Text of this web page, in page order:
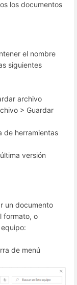
los documentos
el nombre
siguientes
archivo
> Guardar
de herramientas
versión
un documento
formato, o
de menú